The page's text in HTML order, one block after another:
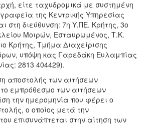
είτε ταχυδρομικά με συστημένη
της Κεντρικής Υπηρεσίας
στη διεύθυνση: 7η Υ.ΠΕ. Κρήτης, 3ο
Μοιρών, Εσταυρωμένος, Τ.Κ.
Κρήτης, Τμήμα Διαχείρισης
υπόψη κας Γαρεδάκη Ευλαμπίας
2813 404429).
αποστολής των αιτήσεων
εμπρόθεσμο των αιτήσεων
την ημερομηνία που φέρει ο
ο οποίος μετά την
επισυνάπτεται στην αίτηση των